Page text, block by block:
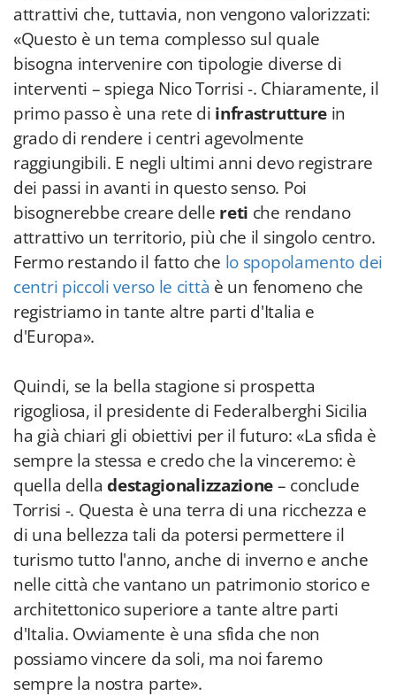
attrattivi che, tuttavia, non vengono valorizzati:
«Questo è un tema complesso sul quale
bisogna intervenire con tipologie diverse di
interventi – spiega Nico Torrisi -. Chiaramente, il
primo passo è una rete di infrastrutture in
grado di rendere i centri agevolmente
raggiungibili. E negli ultimi anni devo registrare
dei passi in avanti in questo senso. Poi
bisognerebbe creare delle reti che rendano
attrattivo un territorio, più che il singolo centro.
Fermo restando il fatto che lo spopolamento dei
centri piccoli verso le città è un fenomeno che
registriamo in tante altre parti d'Italia e
d'Europa».
Quindi, se la bella stagione si prospetta
rigogliosa, il presidente di Federalberghi Sicilia
ha già chiari gli obiettivi per il futuro: «La sfida è
sempre la stessa e credo che la vinceremo: è
quella delladestagionalizzazione– conclude
Torrisi -. Questa è una terra di una ricchezza e
di una bellezza tali da potersi permettere il
turismo tutto l'anno, anche di inverno e anche
nelle città che vantano un patrimonio storico e
architettonico superiore a tante altre parti
d'Italia. Ovviamente è una sfida che non
possiamo vincere da soli, ma noi faremo
sempre la nostra parte».